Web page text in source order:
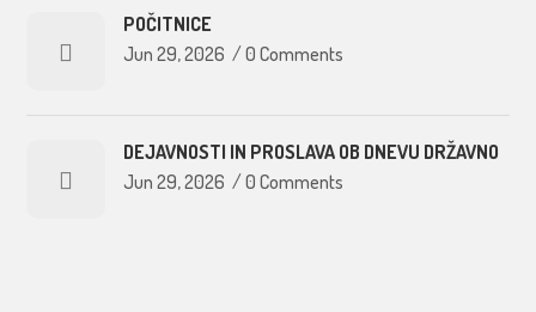
POČITNICE
Jun 29, 2026 /0 Comments
DEJAVNOSTI IN PROSLAVA OB DNEVU DRŽAVNO
Jun 29, 2026 /0 Comments